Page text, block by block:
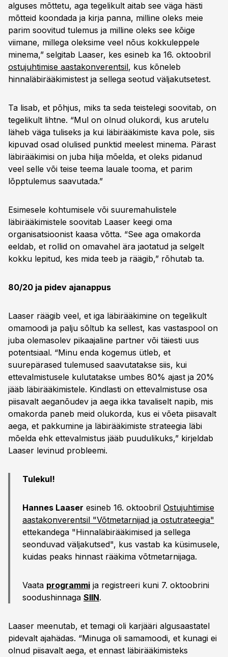
alguses mõttetu, aga tegelikult aitab see väga hästi
mõtteid koondada ja kirja panna, milline oleks meie
parim soovitud tulemus ja milline oleks see kõige
viimane, millega oleksime veel nõus kokkuleppele
minema,” selgitab Laaser, kes esineb ka 16. oktoobril
ostujuhtimise aastakonverentsil, kus kõneleb
hinnaläbirääkimistest ja sellega seotud väljakutsetest.
Ta lisab, et põhjus, miks ta seda teistelegi soovitab, on
tegelikult lihtne. “Mul on olnud olukordi, kus arutelu
läheb väga tuliseks ja kui läbirääkimiste kava pole, siis
kipuvad osad olulised punktid meelest minema. Pärast
läbirääkimisi on juba hilja mõelda, et oleks pidanud
veel selle või teise teema lauale tooma, et parim
lõpptulemus saavutada.”
Esimesele kohtumisele või suuremahulistele
läbirääkimistele soovitab Laaser keegi oma
organisatsioonist kaasa võtta. “See aga omakorda
eeldab, et rollid on omavahel ära jaotatud ja selgelt
kokku lepitud, kes mida teeb ja räägib,” rõhutab ta.
80/20 ja pidev ajanappus
Laaser räägib veel, et iga läbirääkimine on tegelikult
omamoodi ja palju sõltub ka sellest, kas vastaspool on
juba olemasolev pikaajaline partner või täiesti uus
potentsiaal. “Minu enda kogemus ütleb, et
suurepärased tulemused saavutatakse siis, kui
ettevalmistusele kulutatakse umbes 80% ajast ja 20%
jääb läbirääkimistele. Kindlasti on ettevalmistuse osa
piisavalt aeganõudev ja aega ikka tavaliselt napib, mis
omakorda paneb meid olukorda, kus ei võeta piisavalt
aega, et pakkumine ja läbirääkimiste strateegia läbi
mõelda ehk ettevalmistus jääb puudulikuks,” kirjeldab
Laaser levinud probleemi.
Tulekul!
Hannes Laaser esineb 16. oktoobril Ostujuhtimise
aastakonverentsil "Võtmetarnijad ja ostutrateegia"
ettekandega "Hinnaläbirääkimised ja sellega
seonduvad väljakutsed", kus vastab ka küsimusele,
kuidas peaks hinnast rääkima võtmetarnijaga.
Vaata programmi ja registreeri kuni 7. oktoobrini
soodushinnaga SIIN.
Laaser meenutab, et temagi oli karjääri algusaastatel
pidevalt ajahädas. “Minuga oli samamoodi, et kunagi ei
olnud piisavalt aega, et ennast läbirääkimisteks